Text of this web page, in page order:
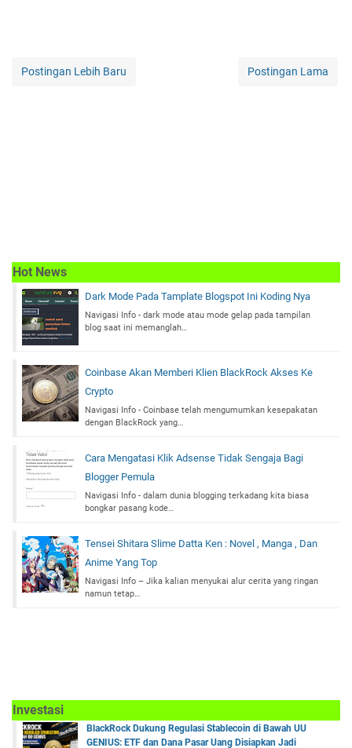
Postingan Lebih Baru Postingan Lama
Hot News
Dark Mode Pada Tamplate Blogspot Ini Koding Nya
Navigasi Info - dark mode atau mode gelap pada tampilan
blog saat ini memanglah…
Coinbase Akan Memberi Klien BlackRock Akses Ke
Crypto
Navigasi Info - Coinbase telah mengumumkan kesepakatan
dengan BlackRock yang…
Cara Mengatasi Klik Adsense Tidak Sengaja Bagi
Blogger Pemula
Navigasi Info - dalam dunia blogging terkadang kita biasa
bongkar pasang kode…
Tensei Shitara Slime Datta Ken : Novel , Manga , Dan
Anime Yang Top
Navigasi Info – Jika kalian menyukai alur cerita yang ringan
namun tetap…
Investasi
BlackRock Dukung Regulasi Stablecoin di Bawah UU
GENIUS: ETF dan Dana Pasar Uang Disiapkan Jadi